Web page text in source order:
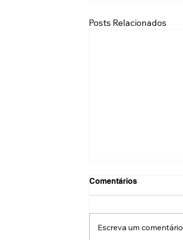
Posts Relacionados
Comentários
Escreva um comentário